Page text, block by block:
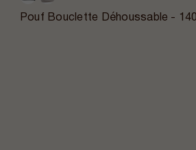
Pouf Bouclette Déhoussable -